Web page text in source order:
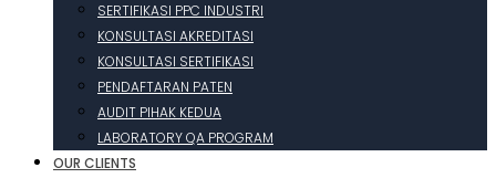
SERTIFIKASI PPC INDUSTRI
KONSULTASI AKREDITASI
KONSULTASI SERTIFIKASI
PENDAFTARAN PATEN
AUDIT PIHAK KEDUA
LABORATORY QA PROGRAM
OUR CLIENTS